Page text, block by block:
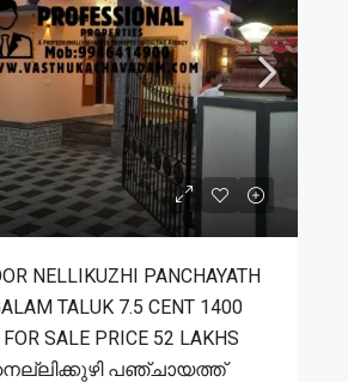
NELLIKUZHI PANCHAYATH
TALUK 7.5 CENT 1400
SALE PRICE 52 LAKHS
പഞ്ചായത്ത്